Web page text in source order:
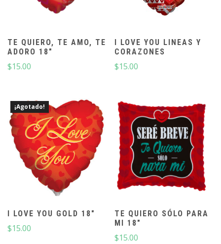
TE QUIERO, TE AMO, TE
ADORO 18″
$15.00
I LOVE YOU LINEAS Y
CORAZONES
$15.00
¡Agotado!
I LOVE YOU GOLD 18″
$15.00
TE QUIERO SÓLO PARA
MI 18″
$15.00